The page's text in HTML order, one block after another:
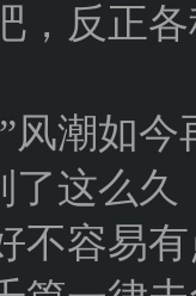
，反正
风潮如
了这么
不容易